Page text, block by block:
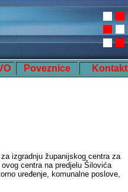
Poveznice Kontakt
izgradnju županijskog centra za
centra na predjelu Šilovića
uređenje, komunalne poslove,